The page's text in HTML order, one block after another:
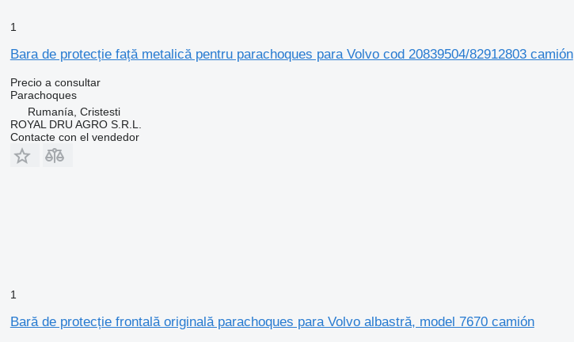
1
Bara de protecție față metalică pentru parachoques para Volvo cod 20839504/82912803 camión
Precio a consultar
Parachoques
Rumanía, Cristesti
ROYAL DRU AGRO S.R.L.
Contacte con el vendedor
1
Bară de protecție frontală originală parachoques para Volvo albastră, model 7670 camión